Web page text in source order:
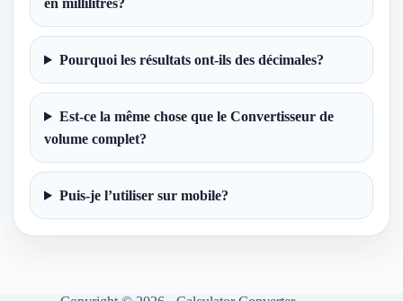
en millilitres?
Pourquoi les résultats ont-ils des décimales?
Est-ce la même chose que le Convertisseur de
volume complet?
Puis-je l’utiliser sur mobile?